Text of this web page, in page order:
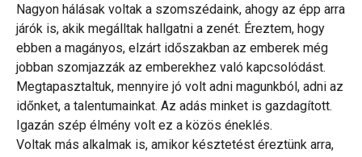
Nagyon hálásak voltak a szomszédaink, ahogy az épp arra
járók is, akik megálltak hallgatni a zenét. Éreztem, hogy
ebben a magányos, elzárt időszakban az emberek még
jobban szomjazzák az emberekhez való kapcsolódást.
Megtapasztaltuk, mennyire jó volt adni magunkból, adni az
időnket, a talentumainkat. Az adás minket is gazdagított.
Igazán szép élmény volt ez a közös éneklés.
Voltak más alkalmak is, amikor késztetést éreztünk arra,